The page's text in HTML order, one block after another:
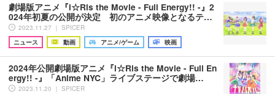
劇場版アニメ『i☆Ris the Movie - Full Energy!! -』2
024年初夏の公開が決定 初のアニメ映像となるテ…
2023.11.27 ｜ SPICER
ニュース
動画 アニメ/ゲーム 映画
2024年公開劇場版アニメ『i☆Ris the Movie - Full En
ergy!! -』「Anime NYC」ライブステージで劇場…
2023.11.20 ｜ SPICER